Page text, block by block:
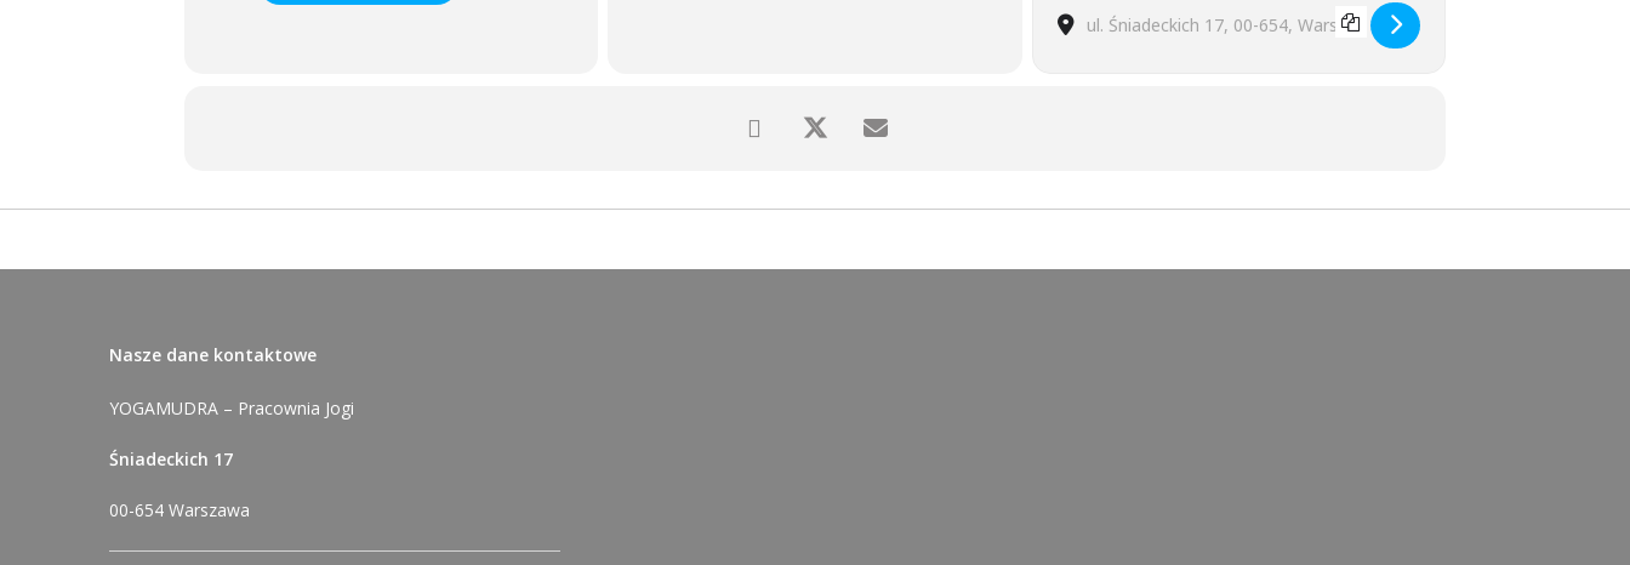
Destination Address - Relaks - Alicja Basiewicz []
Nasze dane kontaktowe
YOGAMUDRA – Pracownia Jogi
Śniadeckich 17
00-654 Warszawa